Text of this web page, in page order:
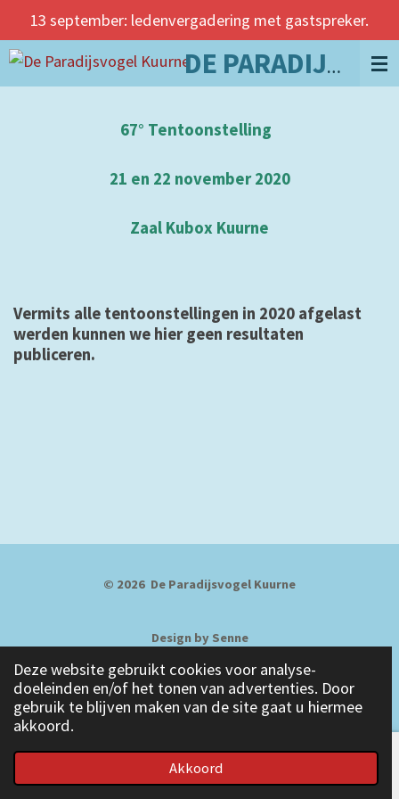
Deze website gebruikt cookies voor analyse-
doeleinden en/of het tonen van advertenties. Door
gebruik te blijven maken van de site gaat u hiermee
akkoord.
Akkoord
direct
naar
de
DE PARADIJSVOGEL KUURNE
13 september: ledenvergadering met gastspreker.
67° Tentoonstelling
21 en 22 november 2020
Zaal Kubox Kuurne
Vermits alle tentoonstellingen in 2020 afgelast
werden kunnen we hier geen resultaten
publiceren.
© 2026 De Paradijsvogel Kuurne
Design by Senne
Last update 12 july 2026
Telefoonnummer